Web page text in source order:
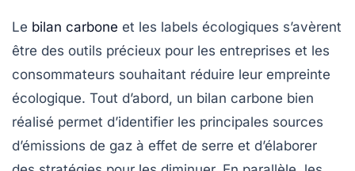
Le bilan carbone et les labels écologiques s’avèrent
être des outils précieux pour les entreprises et les
consommateurs souhaitant réduire leur empreinte
écologique. Tout d’abord, un bilan carbone bien
réalisé permet d’identifier les principales sources
d’émissions de gaz à effet de serre et d’élaborer